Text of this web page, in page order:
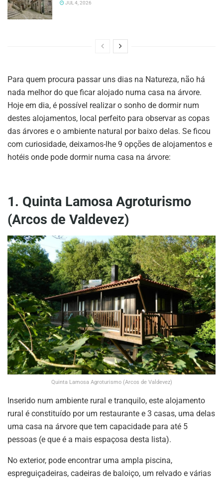
JUL 4, 2026
Para quem procura passar uns dias na Natureza, não há
nada melhor do que ficar alojado numa casa na árvore.
Hoje em dia, é possível realizar o sonho de dormir num
destes alojamentos, local perfeito para observar as copas
das árvores e o ambiente natural por baixo delas. Se ficou
com curiosidade, deixamos-lhe 9 opções de alojamentos e
hotéis onde pode dormir numa casa na árvore:
1. Quinta Lamosa Agroturismo
(Arcos de Valdevez)
Quinta Lamosa Agroturismo (Arcos de Valdevez)
Inserido num ambiente rural e tranquilo, este alojamento
rural é constituído por um restaurante e 3 casas, uma delas
uma casa na árvore que tem capacidade para até 5
pessoas (e que é a mais espaçosa desta lista).
No exterior, pode encontrar uma ampla piscina,
espreguiçadeiras, cadeiras de baloiço, um relvado e várias